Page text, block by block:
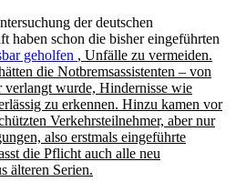
der deutschen
haben schon die bisher eingeführten
geholfen , Unfälle zu vermeiden.
die Notbremsassistenten – von
verlangt wurde, Hindernisse wie
zu erkennen. Hinzu kamen vor
Verkehrsteilnehmer, aber nur
also erstmals eingeführte
die Pflicht auch alle neu
älteren Serien.